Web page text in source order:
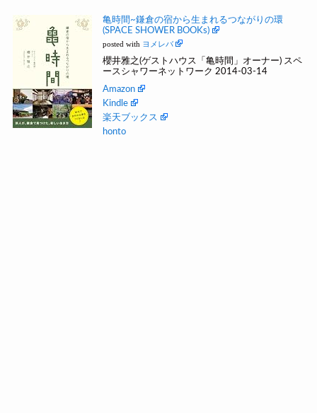
亀時間~鎌倉の宿から生まれるつながりの環
(SPACE SHOWER BOOKs)
posted with ヨメレバ
櫻井雅之(ゲストハウス「亀時間」オーナー) スペ
ースシャワーネットワーク 2014-03-14
Amazon
Kindle
楽天ブックス
honto